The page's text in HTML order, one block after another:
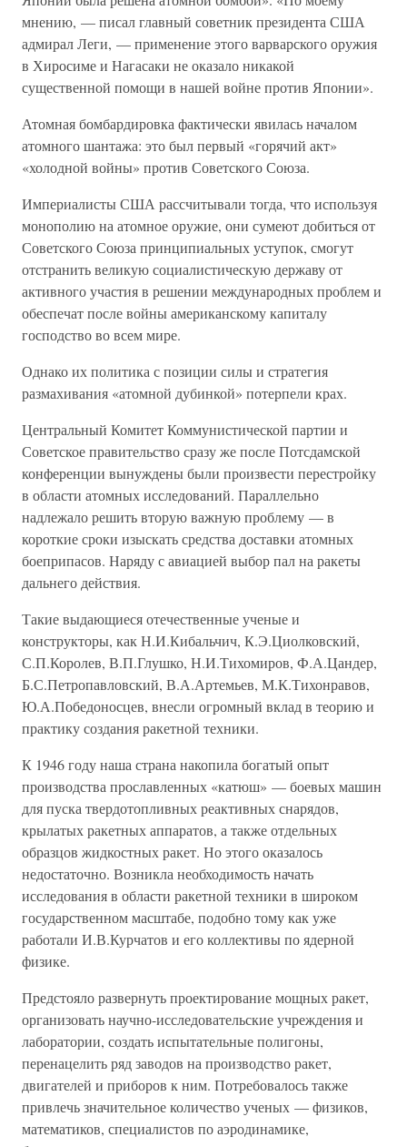
мнению, — писал главный советник президента США
адмирал Леги, — применение этого варварского оружия
в Хиросиме и Нагасаки не оказало никакой
существенной помощи в нашей войне против Японии».
Атомная бомбардировка фактически явилась началом
атомного шантажа: это был первый «горячий акт»
«холодной войны» против Советского Союза.
Империалисты США рассчитывали тогда, что используя
монополию на атомное оружие, они сумеют добиться от
Советского Союза принципиальных уступок, смогут
отстранить великую социалистическую державу от
активного участия в решении международных проблем и
обеспечат после войны американскому капиталу
господство во всем мире.
Однако их политика с позиции силы и стратегия
размахивания «атомной дубинкой» потерпели крах.
Центральный Комитет Коммунистической партии и
Советское правительство сразу же после Потсдамской
конференции вынуждены были произвести перестройку
в области атомных исследований. Параллельно
надлежало решить вторую важную проблему — в
короткие сроки изыскать средства доставки атомных
боеприпасов. Наряду с авиацией выбор пал на ракеты
дальнего действия.
Такие выдающиеся отечественные ученые и
конструкторы, как Н.И.Кибальчич, К.Э.Циолковский,
С.П.Королев, В.П.Глушко, Н.И.Тихомиров, Ф.А.Цандер,
Б.С.Петропавловский, В.А.Артемьев, М.К.Тихонравов,
Ю.А.Победоносцев, внесли огромный вклад в теорию и
практику создания ракетной техники.
К 1946 году наша страна накопила богатый опыт
производства прославленных «катюш» — боевых машин
для пуска твердотопливных реактивных снарядов,
крылатых ракетных аппаратов, а также отдельных
образцов жидкостных ракет. Но этого оказалось
недостаточно. Возникла необходимость начать
исследования в области ракетной техники в широком
государственном масштабе, подобно тому как уже
работали И.В.Курчатов и его коллективы по ядерной
физике.
Предстояло развернуть проектирование мощных ракет,
организовать научно-исследовательские учреждения и
лаборатории, создать испытательные полигоны,
перенацелить ряд заводов на производство ракет,
двигателей и приборов к ним. Потребовалось также
привлечь значительное количество ученых — физиков,
математиков, специалистов по аэродинамике,